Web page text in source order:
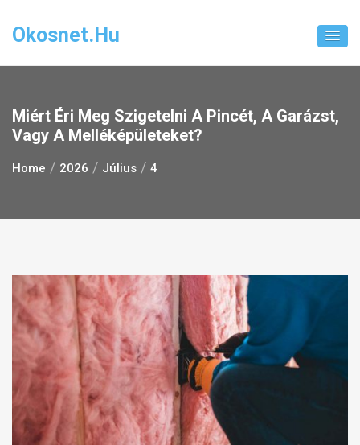
Okosnet.hu
Miért Éri Meg Szigetelni A Pincét, A Garázst,
Vagy A Melléképületeket?
Home 2026 Július 4